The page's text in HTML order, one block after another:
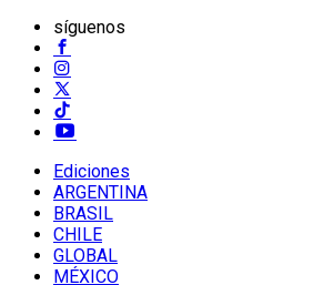
síguenos
Ediciones
ARGENTINA
BRASIL
CHILE
GLOBAL
MÉXICO